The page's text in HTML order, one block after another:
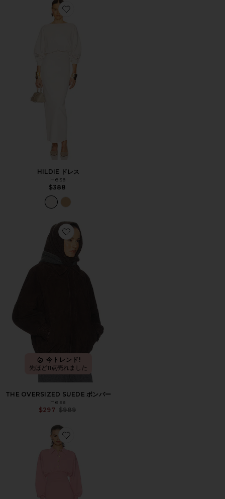
Favorite HILDIE ドレス
HILDIE ドレス
Helsa
$388
Favorite THE OVERSIZED SUEDE ボンバー
今トレンド!
先ほど11点売れました
THE OVERSIZED SUEDE ボンバー
Helsa
$297 Previous price:
$989
Favorite HILDIE ドレス